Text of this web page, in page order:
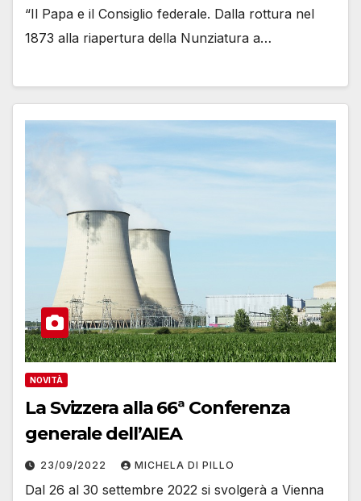
“Il Papa e il Consiglio federale. Dalla rottura nel
1873 alla riapertura della Nunziatura a…
NOVITÀ
La Svizzera alla 66ª Conferenza
generale dell’AIEA
23/09/2022 MICHELA DI PILLO
Dal 26 al 30 settembre 2022 si svolgerà a Vienna